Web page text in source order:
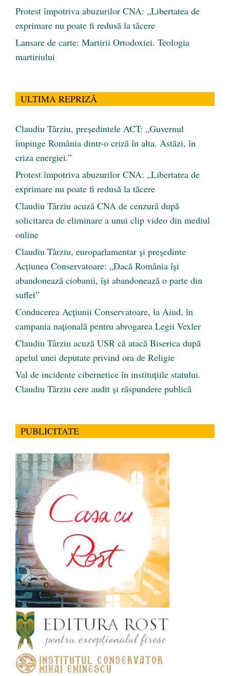
Protest împotriva abuzurilor CNA: „Libertatea de
exprimare nu poate fi redusă la tăcere
Lansare de carte: Martirii Ortodoxiei. Teologia
martiriului
ULTIMA REPRIZĂ
Claudiu Târziu, președintele ACT: „Guvernul
împinge România dintr-o criză în alta. Astăzi, în
criza energiei.”
Protest împotriva abuzurilor CNA: „Libertatea de
exprimare nu poate fi redusă la tăcere
Claudiu Târziu acuză CNA de cenzură după
solicitarea de eliminare a unui clip video din mediul
online
Claudiu Târziu, europarlamentar și președinte
Acțiunea Conservatoare: „Dacă România își
abandonează ciobanii, își abandonează o parte din
suflet”
Conducerea Acțiunii Conservatoare, la Aiud, în
campania națională pentru abrogarea Legii Vexler
Claudiu Târziu acuză USR că atacă Biserica după
apelul unei deputate privind ora de Religie
Val de incidente cibernetice în instituțiile statului.
Claudiu Târziu cere audit și răspundere publică
PUBLICITATE